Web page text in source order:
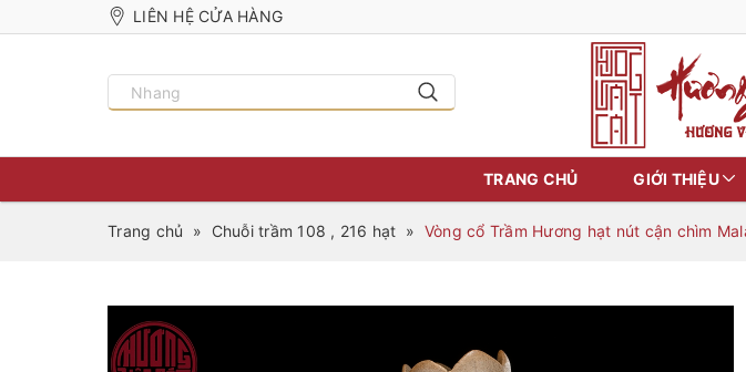
LIÊN HỆ CỬA HÀNG
TRANG CHỦ GIỚI THIỆU
Trang chủ » Chuỗi trầm 108 , 216 hạt » Vòng cổ Trầm Hương hạt nút cận chìm